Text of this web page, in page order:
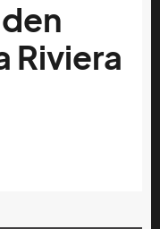
Riviera